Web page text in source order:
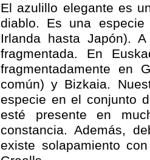
El azulillo elegante es
diablo. Es una
Irlanda hasta Japón).
fragmentada. En
fragmentadamente en
común) y Bizkaia.
especie en el conjunto
esté presente en
constancia. Además,
existe solapamiento